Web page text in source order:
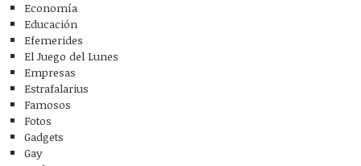
Economía
Educación
Efemerides
El Juego del Lunes
Empresas
Estrafalarius
Famosos
Fotos
Gadgets
Gay